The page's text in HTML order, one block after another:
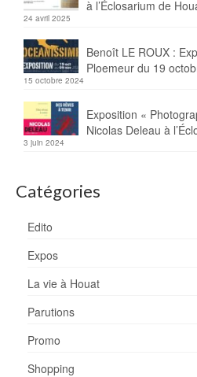
à l’Éclosarium de
24 avril 2025
Benoît LE ROUX :
Ploemeur du 19
15 octobre 2024
Exposition «
Nicolas Deleau à
3 juin 2024
Catégories
Edito
Expos
La vie à Houat
Parutions
Promo
Shopping